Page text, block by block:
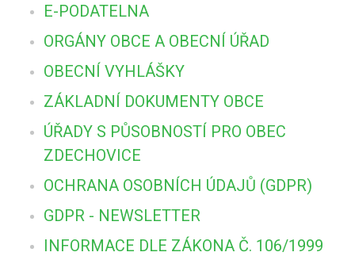
E-PODATELNA
ORGÁNY OBCE A OBECNÍ ÚŘAD
OBECNÍ VYHLÁŠKY
ZÁKLADNÍ DOKUMENTY OBCE
ÚŘADY S PŮSOBNOSTÍ PRO OBEC
ZDECHOVICE
OCHRANA OSOBNÍCH ÚDAJŮ (GDPR)
GDPR - NEWSLETTER
INFORMACE DLE ZÁKONA Č. 106/1999